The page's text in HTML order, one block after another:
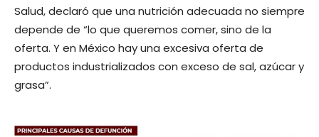
Salud, declaró que una nutrición adecuada no siempre
depende de “lo que queremos comer, sino de la
oferta. Y en México hay una excesiva oferta de
productos industrializados con exceso de sal, azúcar y
grasa”.